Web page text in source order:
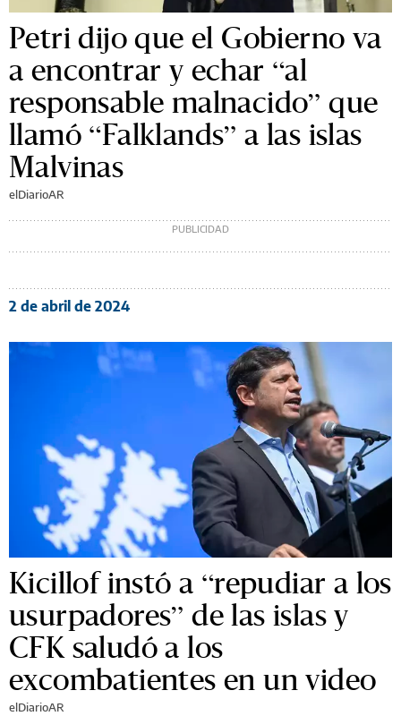
Petri dijo que el Gobierno va
a encontrar y echar “al
responsable malnacido” que
llamó “Falklands” a las islas
Malvinas
elDiarioAR
2 de abril de 2024
Kicillof instó a “repudiar a los
usurpadores” de las islas y
CFK saludó a los
excombatientes en un video
elDiarioAR